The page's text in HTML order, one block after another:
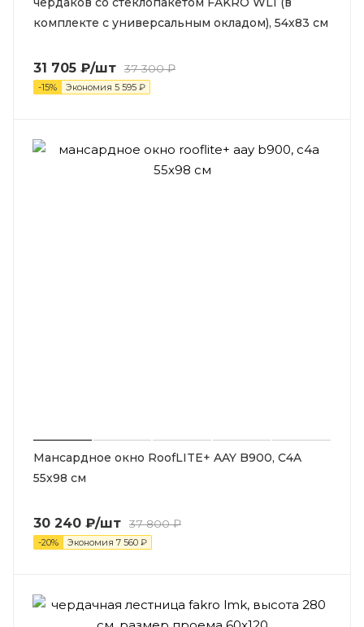
комплекте с универсальным окладом), 54х83 см
31 705 ₽/шт 37 300₽
-15% Экономия 5 595 ₽
Мансардное окно RoofLITE+ AAY B900, C4A
55х98 см
30 240 ₽/шт 37 800₽
-20% Экономия 7 560 ₽